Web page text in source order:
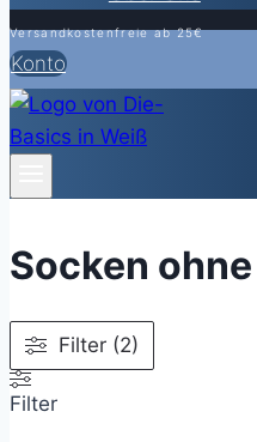
Versandkostenfreie ab 25€
Konto
Socken
Filter (2)
Filter